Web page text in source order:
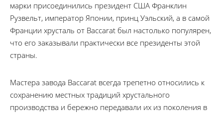
марки присоединились президент США Франклин
Рузвельт, император Японии, принц Уэльский, а в самой
Франции хрусталь от Baccarat был настолько популярен,
что его заказывали практически все президенты этой
страны.
Мастера завода Baccarat всегда трепетно относились к
сохранению местных традиций хрустального
производства и бережно передавали их из поколения в